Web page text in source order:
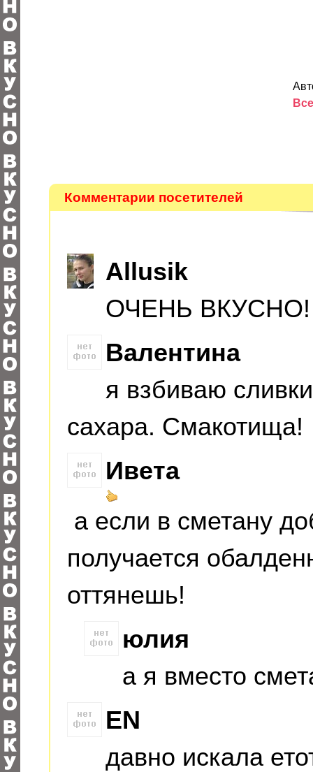
Комментарии посетителей
Allusik
ОЧЕНЬ
Валентина
я взбиваю
сахара. Смакотища!
Ивета
а если в сметану
получается
оттянешь!
юлия
а я вместо
EN
давно искала